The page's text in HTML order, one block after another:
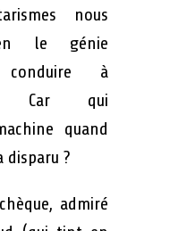
nous
le génie
à
Car qui
quand
disparu ?
admiré